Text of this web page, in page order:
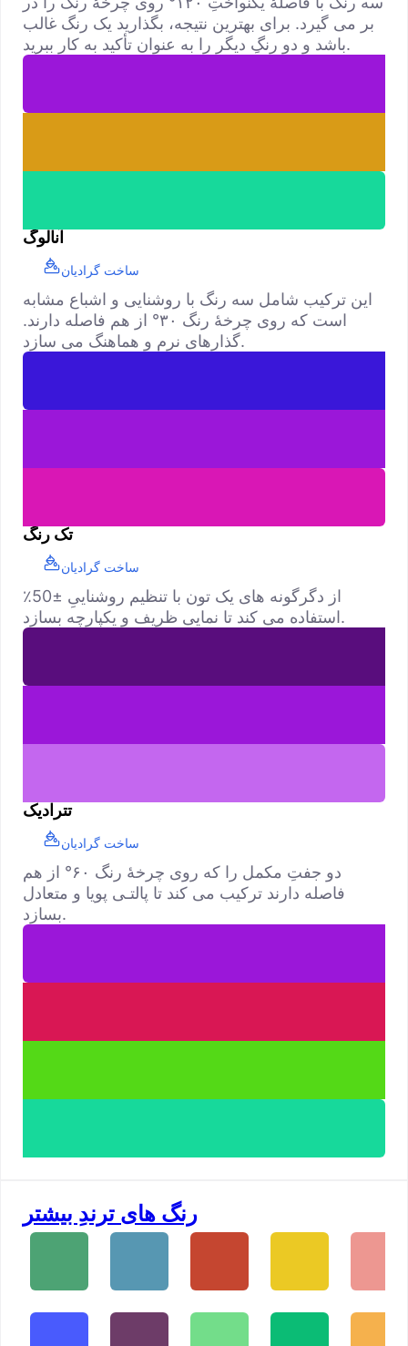
بر می گیرد. برای بهترین نتیجه، بگذارید یک رنگ غالب
باشد و دو رنگِ دیگر را به عنوان تأکید به کار ببرید.
آنالوگ
ساخت گرادیان
این ترکیب شامل سه رنگ با روشنایی و اشباع مشابه
است که روی چرخهٔ رنگ ۳۰° از هم فاصله دارند.
گذارهای نرم و هماهنگ می سازد.
تک رنگ
ساخت گرادیان
از دگرگونه های یک تون با تنظیم روشناییِ ±50٪
استفاده می کند تا نمایی ظریف و یکپارچه بسازد.
تترادیک
ساخت گرادیان
دو جفتِ مکمل را که روی چرخهٔ رنگ ۶۰° از هم
فاصله دارند ترکیب می کند تا پالتـی پویا و متعادل
بسازد.
رنگ های ترندِ بیشتر